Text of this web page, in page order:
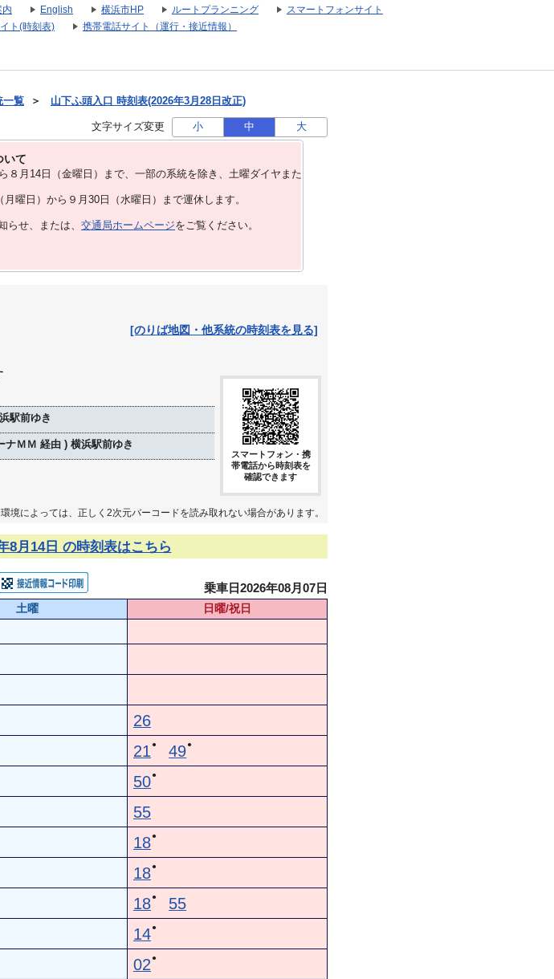
内 English 横浜市HP ルートプランニング
スマートフォンサイト
ト(時刻表) 携帯電話サイト（運行・接近情報）
一覧 ＞ 山下ふ頭入口 時刻表(2026年3月28日改正)
文字サイズ変更 小 中 大
いて
⽉14⽇（金曜日）まで、⼀部の系統を除き、⼟曜ダイヤまた
曜日）から９月30日（水曜日）まで運休します。
らせ、または、 交通局ホームページをご覧ください。
[のりば地図・他系統の時刻表を見る]
駅前ゆき
ナＭＭ 経由 ) 横浜駅前ゆき
スマートフォン・携
帯電話から時刻表を
確認できます
境によっては、正しく2次元バーコードを読み取れない場合があります。
8月14日 の時刻表はこちら
乗車日2026年08月07日
土曜
日曜/祝日
26
21 ● 49●
50●
55
18●
18●
18● 55
14●
02 ●